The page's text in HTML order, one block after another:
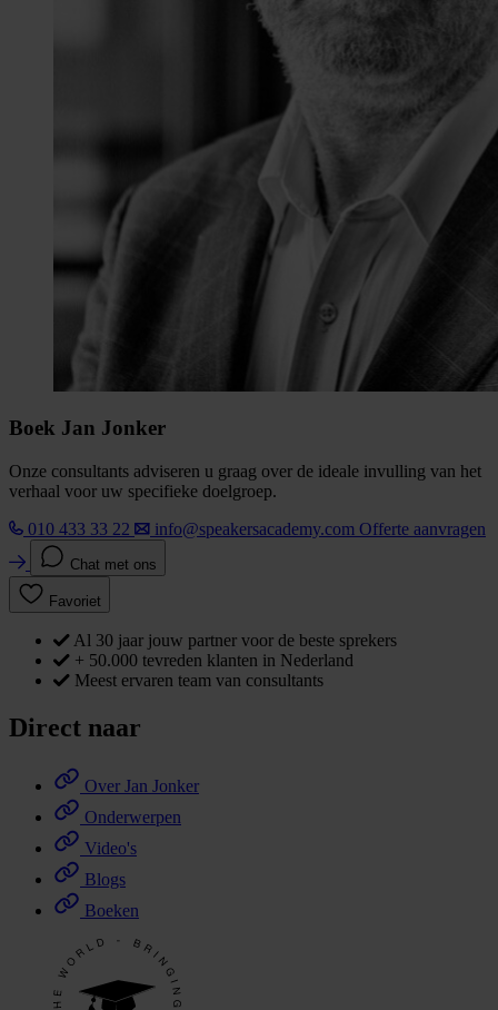
Boek Jan Jonker
Onze consultants adviseren u graag over de ideale invulling van het
verhaal voor uw specifieke doelgroep.
010 433 33 22
info@speakersacademy.com Offerte aanvragen
Chat met ons
Favoriet
Al 30 jaar jouw partner voor de beste sprekers
+ 50.000 tevreden klanten in Nederland
Meest ervaren team van consultants
Direct naar
Over Jan Jonker
Onderwerpen
Video's
Blogs
Boeken